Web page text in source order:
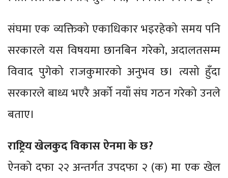
संघमा एक व्यक्तिको एकाधिकार भइरहेको समय पनि
सरकारले यस विषयमा छानबिन गरेको, अदालतसम्म
विवाद पुगेको राजकुमारको अनुभव छ। त्यसो हुँदा
सरकारले बाध्य भएरै अर्को नयाँ संघ गठन गरेको उनले
बताए।
राष्ट्रिय खेलकुद विकास ऐनमा के छ?
ऐनको दफा २२ अन्तर्गत उपदफा २ (क) मा एक खेल